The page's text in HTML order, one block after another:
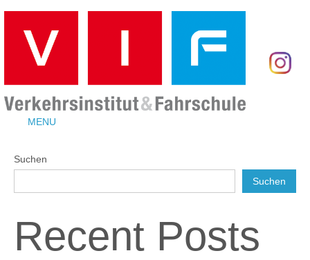
MENU
Suchen
Suchen
Recent Posts